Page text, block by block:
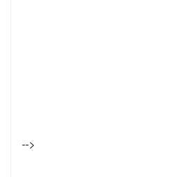
-->